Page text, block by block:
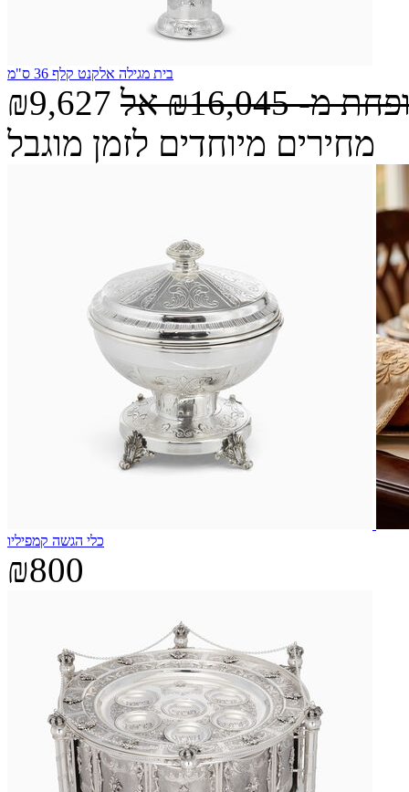
בית מגילה אלקנט קלף 36 ס"מ
₪9,627 מ-₪16,045 אל
מחירים מיוחדים לזמן מוגבל
כלי הגשה קמפיליו
₪800